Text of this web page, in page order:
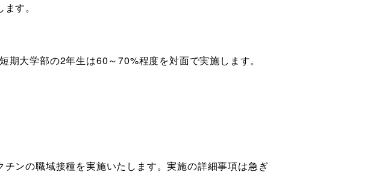
す。
大学部の2年生は60～70%程度を対面で実施します。
ンの職域接種を実施いたします。実施の詳細事項は急ぎ